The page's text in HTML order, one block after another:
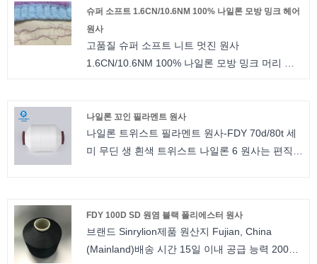
트위스트 번호는 80TPM에서 1000TPM입니다.
우리는 소액 주문을 수락하고 무료 샘플이 제공됩
니다.폴리에스터 원사 dty 150d 48f
슈퍼 소프트 1.6CN/10.6NM 100% 나일론 모방 밍크 헤어
원사
고품질 슈퍼 소프트 니트 멋진 원사
1.6CN/10.6NM 100% 나일론 모방 밍크 머리 원
나일론 꼬인 필라멘트 원사
나일론 트위스트 필라멘트 원사-FDY 70d/80t 세
미 무딘 생 흰색 트위스트 나일론 6 원사는 편직
있습니다. 트위스트 번호는 80TPM에서
1000TPM입니다. 우리는 소액 주문을 수락하고
무료 샘플이 제공됩니다.
FDY 100D SD 원염 블랙 폴리에스터 원사
브랜드 Sinrylion제품 원산지 Fujian, China
(Mainland)배송 시간 15일 이내 공급 능력 20000